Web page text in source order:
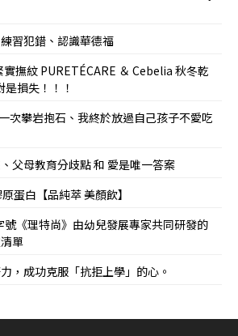
習犯錯、認識華德福
實撫紋 PURETÉCARE ＆ Cebelia 秋冬乾
損失！！！
次攀岩抱石、我終於放過自己孩子不愛吃
父母教育分歧點 和 愛是唯一答案
蛋白【品純萃 美顏飲】
《理特尚》由幼兒發展專家共同研發的
單
，成功克服「抗拒上學」的心。